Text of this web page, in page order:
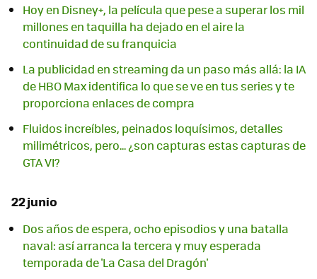
Hoy en Disney+, la película que pese a superar los mil
millones en taquilla ha dejado en el aire la
continuidad de su franquicia
La publicidad en streaming da un paso más allá: la IA
de HBO Max identifica lo que se ve en tus series y te
proporciona enlaces de compra
Fluidos increíbles, peinados loquísimos, detalles
milimétricos, pero... ¿son capturas estas capturas de
GTA VI?
22 junio
Dos años de espera, ocho episodios y una batalla
naval: así arranca la tercera y muy esperada
temporada de 'La Casa del Dragón'